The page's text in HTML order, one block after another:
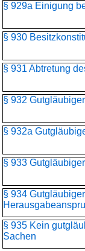
§ 929a Einigung
§ 930
§ 931 Abtretung
§ 932
§ 932a
§ 933
§ 934
§ 935 Kein
Sachen